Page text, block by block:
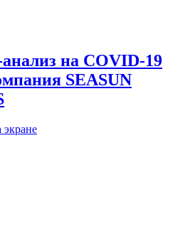
на COVID-19
SEASUN
экране